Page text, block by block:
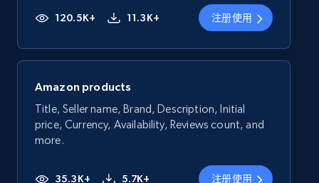
120.5K+ 11.3K+ 注册使用
Amazon products
Title, Seller name, Brand, Description, Initial
price, Currency, Availability, Reviews count, and
more.
35.3K+ 5.7K+ 注册使用